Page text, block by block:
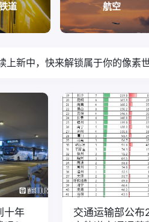
道 航空
新中，快来解锁属于你的像素世
十年
交通运输部公